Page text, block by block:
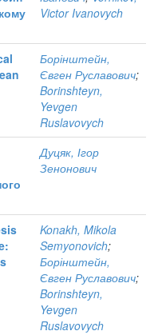
Victor Ivanovych
Борінштейн,
Євген Руславович;
Borinshteyn,
Yevgen
Ruslavovych
Дуцяк, Ігор
Зенонович
Konakh, Mikola
Semyonovich;
Борінштейн,
Євген Руславович;
Borinshteyn,
Yevgen
Ruslavovych